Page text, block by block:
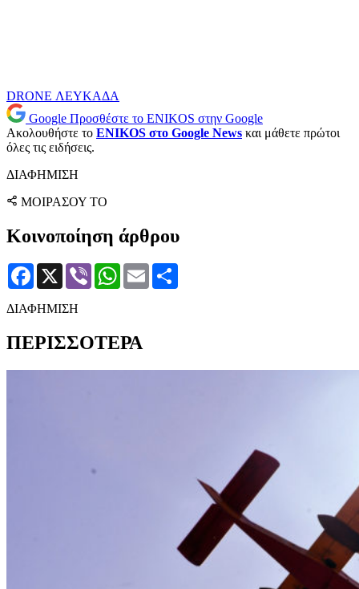
DRONE ΛΕΥΚΑΔΑ
Google Προσθέστε το ENIKOS στην Google
Ακολουθήστε το ENIKOS στο Google News και μάθετε πρώτοι
όλες τις ειδήσεις.
ΔΙΑΦΗΜΙΣΗ
ΜΟΙΡΑΣΟΥ ΤΟ
Κοινοποίηση άρθρου
Facebook
X Viber WhatsApp
Email
ΔΙΑΦΗΜΙΣΗ
ΠΕΡΙΣΣΟΤΕΡΑ